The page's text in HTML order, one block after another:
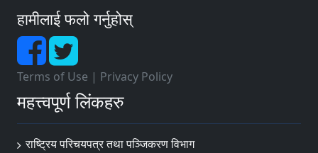
हामीलाई फलो गर्नुहोस्
Terms of Use | Privacy Policy
महत्त्वपूर्ण लिंकहरु
राष्ट्रिय परिचयपत्र तथा पञ्‍जिकरण विभाग